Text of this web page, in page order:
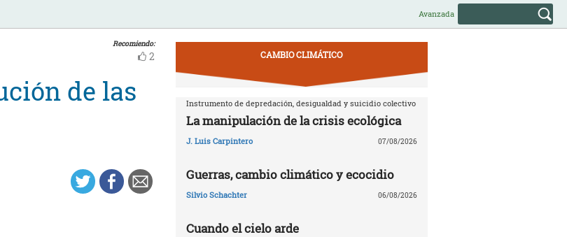
Avanzada
Recomiendo:
2
de las
CAMBIO CLIMÁTICO
Instrumento de depredación, desigualdad y suicidio colectivo
La manipulación de la crisis ecológica
J. Luis Carpintero 07/08/2026
Guerras, cambio climático y ecocidio
Silvio Schachter 06/08/2026
Cuando el cielo arde